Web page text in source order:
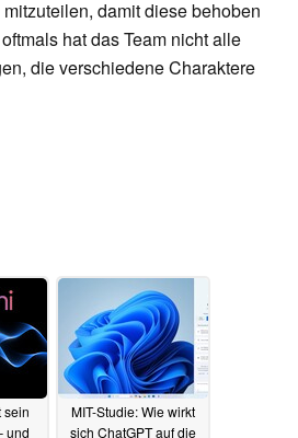
damit diese behoben
hat das Team nicht alle
die verschiedene Charaktere
sein
und
MIT-Studie: Wie wirkt
sich ChatGPT auf die